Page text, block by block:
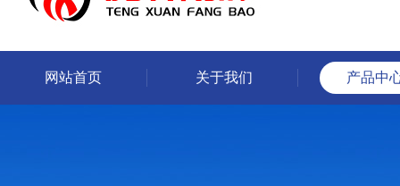
网站首页 关于我们 产品中